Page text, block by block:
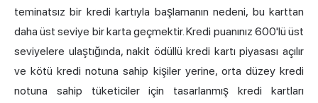
teminatsız bir kredi kartıyla başlamanın nedeni, bu karttan
daha üst seviye bir karta geçmektir. Kredi puanınız 600'lü üst
seviyelere ulaştığında, nakit ödüllü kredi kartı piyasası açılır
ve kötü kredi notuna sahip kişiler yerine, orta düzey kredi
notuna sahip tüketiciler için tasarlanmış kredi kartları